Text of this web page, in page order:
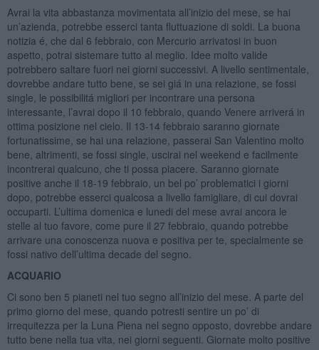
Avrai la vita abbastanza movimentata all’inizio del mese, se hai
un’azienda, potrebbe esserci tanta fluttuazione di soldi. La buona
notizia é, che dal 6 febbraio, con Mercurio arrivatosi in buon
aspetto, potrai sistemare tutto al meglio. Idee molto valide
potrebbero saltare fuori nei giorni successivi. A livello sentimentale,
dovrebbe andare tutto bene, se sei giá in una relazione, se fossi
single, le possibilitá migliori per incontrare una persona
interessante, l’avrai dopo il 10 febbraio, quando Venere arriverá in
ottima posizione nel cielo. Il 13-14 febbraio saranno giornate
fortunatissime, se hai una relazione, passerai San Valentino molto
bene, altrimenti, se fossi single, uscirai nel weekend e facilmente
incontrerai qualcuno, che ti possa piacere. Saranno giornate
positive anche il 18-19 febbraio, un bel po’ problematici i giorni
dopo, potrebbe esserci qualcosa a livello famigliare, di cui dovrai
occuparti. L’ultima domenica e lunedi del mese avrai ancora le
stelle al tuo favore, come pure il 27 febbraio, quando potrebbe
arrivare una conoscenza nuova e positiva per te, specialmente se
fossi nativo dell’ultima decade del segno.
ACQUARIO
Ci sono ben 5 pianeti nel tuo segno all’inizio del mese. A parte del
primo giorno del mese, quando potresti sentire un po’ di
irrequitezza per la Luna Piena nel segno opposto, dovrebbe andare
tutto bene nella tua vita, nei giorni seguenti. Giornate molto positive